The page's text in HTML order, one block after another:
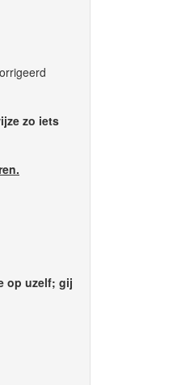
zo iets
op uzelf; gij